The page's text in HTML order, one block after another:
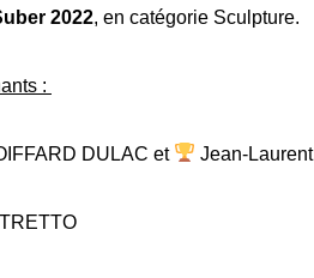
2022, en catégorie Sculpture.
:
DULAC et Jean-